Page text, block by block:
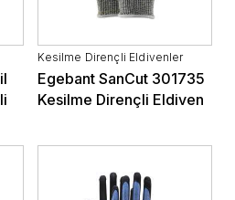
Kesilme Dirençli Eldivenler
Egebant SanCut 301735
Kesilme Dirençli Eldiven